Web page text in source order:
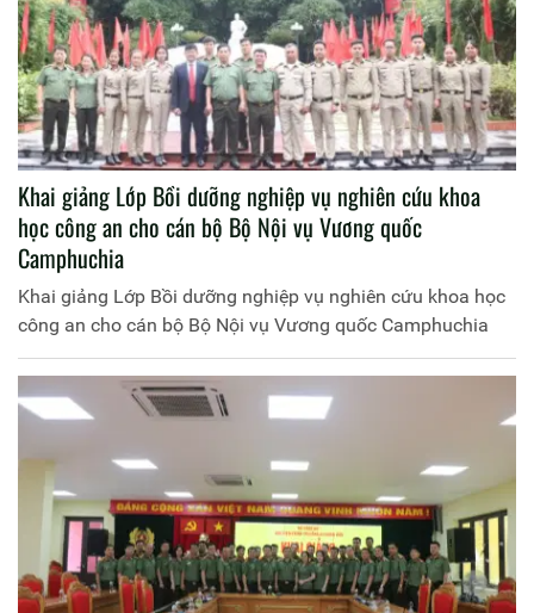
Khai giảng Lớp Bồi dưỡng nghiệp vụ nghiên cứu khoa
học công an cho cán bộ Bộ Nội vụ Vương quốc
Camphuchia
Khai giảng Lớp Bồi dưỡng nghiệp vụ nghiên cứu khoa học
công an cho cán bộ Bộ Nội vụ Vương quốc Camphuchia